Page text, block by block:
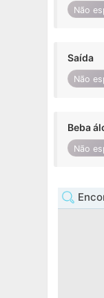
Não
Saída
Não
Beba
Não